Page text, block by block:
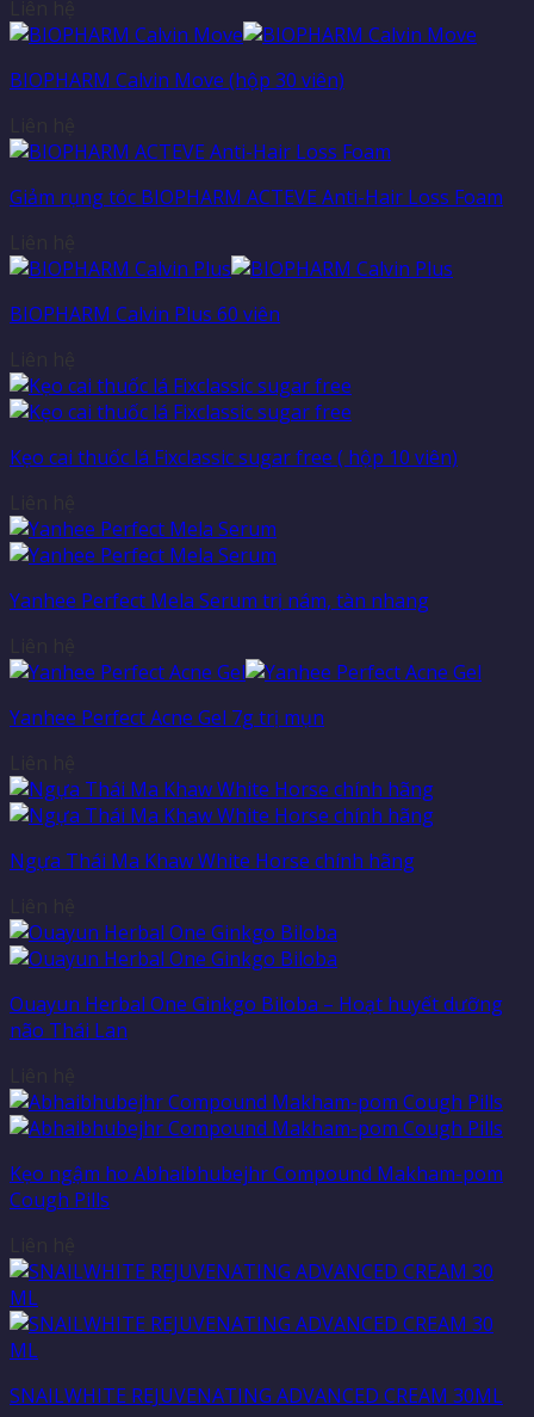
BIOPHARM Calvin Move (hộp 30 viên)
Giảm rụng tóc BIOPHARM ACTEVE Anti-Hair Loss Foam
BIOPHARM Calvin Plus 60 viên
Kẹo cai thuốc lá Fixclassic sugar free ( hộp 10 viên)
Yanhee Perfect Mela Serum trị nám, tàn nhang
Yanhee Perfect Acne Gel 7g trị mụn
Ngựa Thái Ma Khaw White Horse chính hãng
Ouayun Herbal One Ginkgo Biloba – Hoạt huyết dưỡng
não Thái Lan
Kẹo ngậm ho Abhaibhubejhr Compound Makham-pom
Cough Pills
SNAILWHITE REJUVENATING ADVANCED CREAM 30ML